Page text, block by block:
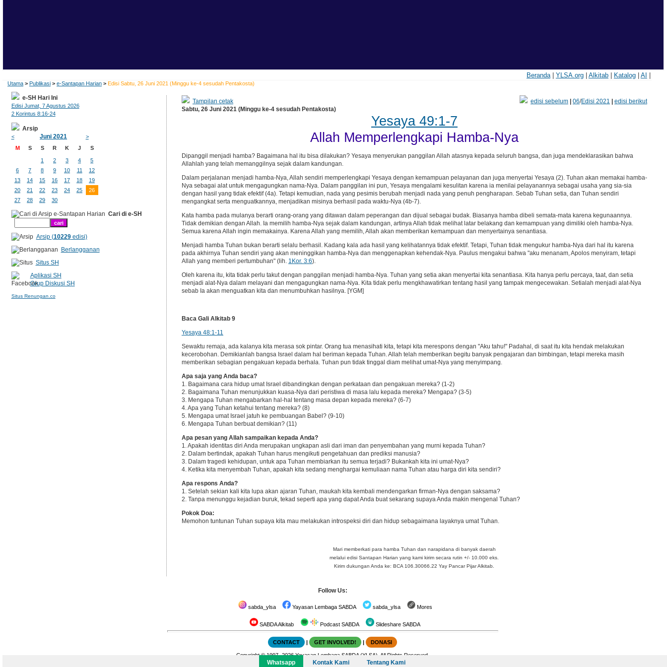
Beranda| YLSA.org| Alkitab| Katalog| AI
Utama > Publikasi > e-Santapan Harian > Edisi Sabtu, 26 Juni 2021 (Minggu ke-4 sesudah Pentakosta)
Tampilan cetak edisi sebelum| 06/Edisi 2021
edisi berikut
Sabtu, 26 Juni 2021 (Minggu ke-4 sesudah Pentakosta)
Yesaya 49:1-7
Allah Memperlengkapi Hamba-Nya
Dipanggil menjadi hamba? Bagaimana hal itu bisa dilakukan? Yesaya menyerukan panggilan Allah atasnya kepada seluruh bangsa, dan juga mendeklarasikan bahwa
Allahlah yang telah memanggilnya sejak dalam kandungan.
Dalam perjalanan menjadi hamba-Nya, Allah sendiri memperlengkapi Yesaya dengan kemampuan pelayanan dan juga menyertai Yesaya (2). Tuhan akan memakai hamba-
Nya sebagai alat untuk mengagungkan nama-Nya. Dalam panggilan ini pun, Yesaya mengalami kesulitan karena ia menilai pelayanannya sebagai usaha yang sia-sia
dengan hasil yang tidak efektif (4a). Tetapi kemudian, nada yang pesimis berubah menjadi nada yang penuh pengharapan. Sebab Tuhan setia, dan Tuhan sendiri
mengangkat serta menguatkannya, menjadikan misinya berhasil pada waktu-Nya (4b-7).
Kata hamba pada mulanya berarti orang-orang yang ditawan dalam peperangan dan dijual sebagai budak. Biasanya hamba dibeli semata-mata karena kegunaannya.
Tidak demikian dengan Allah. Ia memilih hamba-Nya sejak dalam kandungan, artinya Allah tidak melihat latar belakang dan kemampuan yang dimiliki oleh hamba-Nya.
Semua karena Allah ingin memakainya. Karena Allah yang memilih, Allah akan memberikan kemampuan dan menyertainya senantiasa.
Menjadi hamba Tuhan bukan berarti selalu berhasil. Kadang kala ada hasil yang kelihatannya tidak efektif. Tetapi, Tuhan tidak mengukur hamba-Nya dari hal itu karena
pada akhirnya Tuhan sendiri yang akan meninggikan hamba-Nya dan menggenapkan kehendak-Nya. Paulus mengakui bahwa "aku menanam, Apolos menyiram, tetapi
Allah yang memberi pertumbuhan" (lih. 1Kor. 3:6).
Oleh karena itu, kita tidak perlu takut dengan panggilan menjadi hamba-Nya. Tuhan yang setia akan menyertai kita senantiasa. Kita hanya perlu percaya, taat, dan setia
menjadi alat-Nya dalam melayani dan mengagungkan nama-Nya. Kita tidak perlu mengkhawatirkan tentang hasil yang tampak mengecewakan. Setialah menjadi alat-Nya
sebab Ia akan menguatkan kita dan menumbuhkan hasilnya. [YGM]
Baca Gali Alkitab 9
Yesaya 48:1-11
Sewaktu remaja, ada kalanya kita merasa sok pintar. Orang tua menasihati kita, tetapi kita merespons dengan "Aku tahu!" Padahal, di saat itu kita hendak melakukan
kecerobohan. Demikianlah bangsa Israel dalam hal beriman kepada Tuhan. Allah telah memberikan begitu banyak pengajaran dan bimbingan, tetapi mereka masih
memberikan sebagian pengakuan kepada berhala. Tuhan pun tidak tinggal diam melihat umat-Nya yang menyimpang.
Apa saja yang Anda baca?
1. Bagaimana cara hidup umat Israel dibandingkan dengan perkataan dan pengakuan mereka? (1-2)
2. Bagaimana Tuhan menunjukkan kuasa-Nya dari peristiwa di masa lalu kepada mereka? Mengapa? (3-5)
3. Mengapa Tuhan mengabarkan hal-hal tentang masa depan kepada mereka? (6-7)
4. Apa yang Tuhan ketahui tentang mereka? (8)
5. Mengapa umat Israel jatuh ke pembuangan Babel? (9-10)
6. Mengapa Tuhan berbuat demikian? (11)
Apa pesan yang Allah sampaikan kepada Anda?
1. Apakah identitas diri Anda merupakan ungkapan asli dari iman dan penyembahan yang murni kepada Tuhan?
2. Dalam bertindak, apakah Tuhan harus mengikuti pengetahuan dan prediksi manusia?
3. Dalam tragedi kehidupan, untuk apa Tuhan membiarkan itu semua terjadi? Bukankah kita ini umat-Nya?
4. Ketika kita menyembah Tuhan, apakah kita sedang menghargai kemuliaan nama Tuhan atau harga diri kita sendiri?
Apa respons Anda?
1. Setelah sekian kali kita lupa akan ajaran Tuhan, maukah kita kembali mendengarkan firman-Nya dengan saksama?
2. Tanpa menunggu kejadian buruk, tekad seperti apa yang dapat Anda buat sekarang supaya Anda makin mengenal Tuhan?
Pokok Doa:
Memohon tuntunan Tuhan supaya kita mau melakukan introspeksi diri dan hidup sebagaimana layaknya umat Tuhan.
Mari memberkati para hamba Tuhan dan narapidana di banyak daerah
melalui edisi Santapan Harian yang kami kirim secara rutin +/- 10.000 eks.
Kirim dukungan Anda ke: BCA 106.30066.22 Yay Pancar Pijar Alkitab.
e-SH Hari Ini
Edisi Jumat, 7 Agustus 2026
2 Korintus 8:16-24
Arsip
< Juni 2021
>
M
S S R K J S
1 2 3 4
5
6
7 8 9 10 11
12
13
14 15 16 17 18
19
20
21 22 23 24 25
26
27
28 29 30
Cari di e-SH
Arsip (10229edisi)
Berlangganan
Situs SH
Aplikasi SH
Grup Diskusi SH
Situs Renungan.co
Whatsapp Kontak Kami Tentang Kami
Follow Us:
sabda_ylsa Yayasan Lembaga SABDA sabda_ylsa Mores
SABDA Alkitab Podcast SABDA Slideshare SABDA
CONTACT | GET INVOLVED! | DONASI
Copyright© 1997-2026Yayasan Lembaga SABDA (YLSA). All Rights Reserved.
Bank BCA Cabang Pasar Legi Solo - No. Rekening: 0790266579 - a.n. Yulia Oeniyati